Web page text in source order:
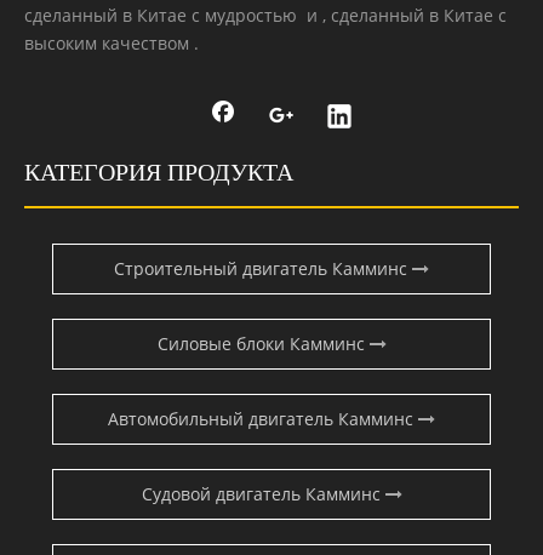
сделанный в Китае с мудростью и , сделанный в Китае с
высоким качеством .
КАТЕГОРИЯ ПРОДУКТА
Строительный двигатель Камминс
Силовые блоки Камминс
Автомобильный двигатель Камминс
Судовой двигатель Камминс